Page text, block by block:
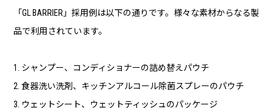
「GL BARRIER」採用例は以下の通りです。様々な素材からなる製
品で利用されています。
1. シャンプー、コンディショナーの詰め替えパウチ
2. 食器洗い洗剤、キッチンアルコール除菌スプレーのパウチ
3. ウェットシート、ウェットティッシュのパッケージ